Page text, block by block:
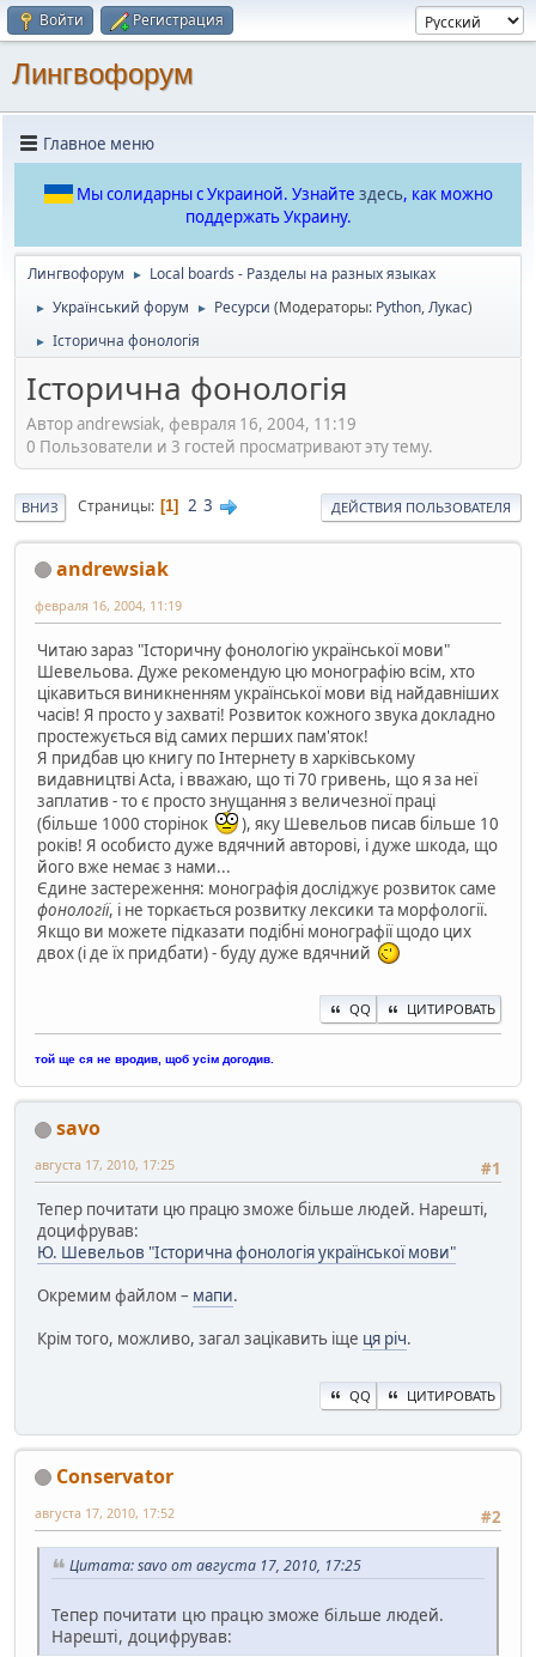
Войти Регистрация
Лингвофорум
Главное меню
Мы солидарны с Украиной. Узнайте здесь, как можно
поддержать Украину.
Лингвофорум ► Local boards - Разделы на разных языках
► Український форум ► Ресурси (Модераторы: Python,Лукас)
► Історична фонологія
Історична фонологія
Автор andrewsiak, февраля 16, 2004, 11:19
0 Пользователи и 3 гостей просматривают эту тему.
ВНИЗ Страницы 1 2 3 ДЕЙСТВИЯ ПОЛЬЗОВАТЕЛЯ
andrewsiak
февраля 16, 2004, 11:19
Читаю зараз "Історичну фонологію української мови"
Шевельова. Дуже рекомендую цю монографію всім, хто
цікавиться виникненням української мови від найдавніших
часів! Я просто у захваті! Розвиток кожного звука докладно
простежується від самих перших пам'яток!
Я придбав цю книгу по Інтернету в харківському
видавництві Acta, і вважаю, що ті 70 гривень, що я за неї
заплатив - то є просто знущання з величезної праці
(більше 1000 сторінок
), яку Шевельов писав більше 10
років! Я особисто дуже вдячний авторові, і дуже шкода, що
його вже немає з нами...
Єдине застереження: монографія досліджує розвиток саме
фонології, і не торкається розвитку лексики та морфології.
Якщо ви можете підказати подібні монографії щодо цих
двох (і де їх придбати) - буду дуже вдячний
QQ ЦИТИРОВАТЬ
той ще ся не вродив, щоб усім догодив.
savo
#1
августа 17, 2010, 17:25
Тепер почитати цю працю зможе більше людей. Нарешті,
доцифрував:
Ю. Шевельов "Історична фонологія української мови"
Окремим файлом – мапи.
Крім того, можливо, загал зацікавить іще ця річ.
QQ ЦИТИРОВАТЬ
Conservator
#2
августа 17, 2010, 17:52
Цитата: savo от августа 17, 2010, 17:25
Тепер почитати цю працю зможе більше людей.
Нарешті, доцифрував: